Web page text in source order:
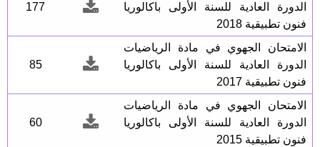
الدورة العادية للسنة الأولى باكالوريا
فنون تطبيقية 2018
177
الامتحان الجهوي في مادة الرياضيات
الدورة العادية للسنة الأولى باكالوريا
فنون تطبيقية 2017
85
الامتحان الجهوي في مادة الرياضيات
الدورة العادية للسنة الأولى باكالوريا
فنون تطبيقية 2015
60